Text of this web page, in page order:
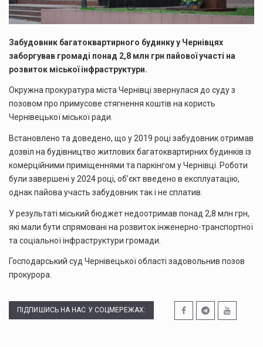
Забудовник багатоквартирного будинку у Чернівцях
заборгував громаді понад 2,8 млн грн пайової участі на
розвиток міської інфраструктури.
Окружна прокуратура міста Чернівці звернулася до суду з
позовом про примусове стягнення коштів на користь
Чернівецької міської ради.
Встановлено та доведено, що у 2019 році забудовник отримав
дозвіл на будівництво житлових багатоквартирних будинків із
комерційними приміщеннями та паркінгом у Чернівці. Роботи
були завершені у 2024 році, об’єкт введено в експлуатацію,
однак пайова участь забудовник так і не сплатив.
У результаті міський бюджет недоотримав понад 2,8 млн грн,
які мали бути спрямовані на розвиток інженерно-транспортної
та соціальної інфраструктури громади.
Господарський суд Чернівецької області задовольнив позов
прокурора.
ПІДПИШИСЬ НА НАС У СОЦМЕРЕЖАХ: